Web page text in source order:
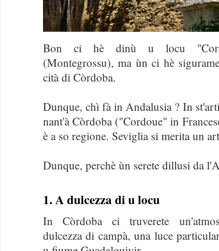
Bon ci hè dinù u locu
(Montegrossu), ma ùn ci hè
cità di Còrdoba.
Dunque, chì fà in Andalusia ? In
nant'à Còrdoba ("Cordoue" in
è a so regione. Seviglia si merita un
Dunque, perchè ùn serete dillusi da
1. A dulcezza di u locu
In Còrdoba ci truverete
dulcezza di campà, una luce